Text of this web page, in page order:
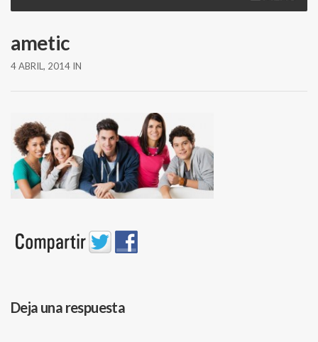
ametic
4 ABRIL, 2014 IN
Deja una respuesta